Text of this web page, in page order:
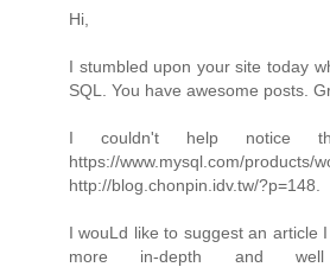
Hi,
I stumbled upon your site today
SQL. You have awesome posts.
I couldn't help notice
https://www.mysql.com/
http://blog.chonpin.idv.tw/?p=148.
I wouLd like to suggest an article
more in-depth and well